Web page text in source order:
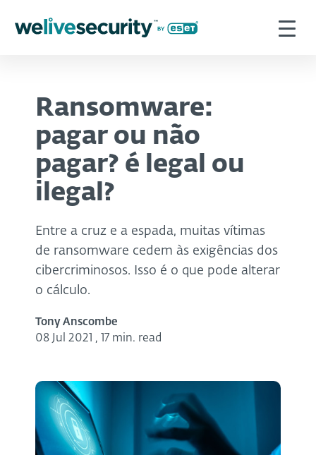
Ransomware:
pagar ou não
pagar? é legal ou
ilegal?
Entre a cruz e a espada, muitas vítimas
de ransomware cedem às exigências dos
cibercriminosos. Isso é o que pode alterar
o cálculo.
Tony Anscombe
08 Jul 2021 , 17 min. read